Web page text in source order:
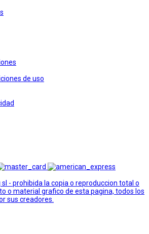
de uso
- prohibida la copia o reproduccion total o
o material grafico de esta pagina, todos los
sus creadores.